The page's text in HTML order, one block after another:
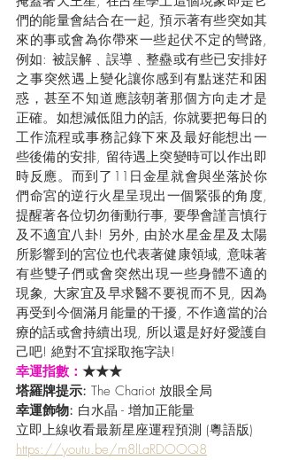
們的能量會結合在一起, 預示著有些突如其
來的事或會為你帶來一些起伏不定的彎路,
例如: 被誤解﹑誤導﹑整蠱或有些已安排好
之事突然遇上變化讓你感到有點迷茫和困
惑，甚至不知道應該朝著那個方向走才是
正確。如想減低阻力的話, 你就要把每日的
工作流程或事務記錄下來及最好能想出一
些後備的安排, 留待遇上突變時可以作出即
時反應。而到了11日金星就會與坐落於你
們命宮的逆行火星呈現出一個緊張的角度,
提醒著各位切勿衝動行事, 要學會謹言慎行
及不適宜八卦! 另外, 由於水星金星及太陽
所影響到的宮位也代表著健康領域, 意味著
有些雙子們或會突然出現一些身體不適的
現象, 大家宜及早求醫不要視而不見, 因為
再受到今個滿月能量的干擾, 不作適當的治
療的話或會持續出現, 所以還是好好愛護自
己吧! 絶對不宜採取拖字訣!
幸運指數： ★★★
塔羅牌提示: The Chariot 放眼全局
幸運飾物: 白水晶 - 增加正能量
立即上線收看最新星座運程預測 (粵語版)
https://youtu.be/m8lLaRDOOQ8